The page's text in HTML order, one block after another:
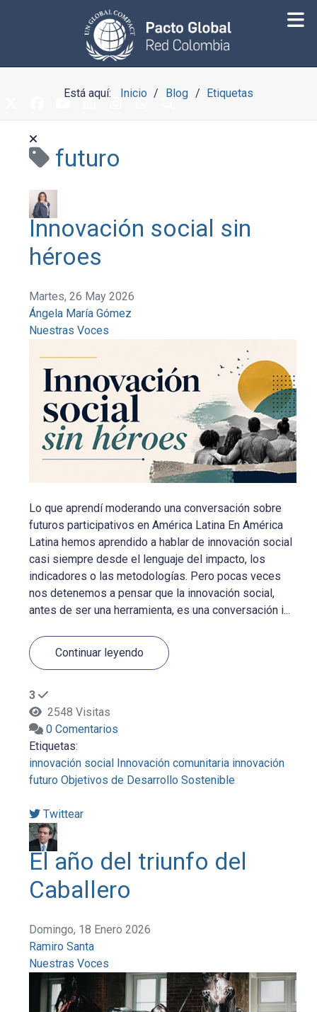
Está aquí: Inicio Blog Etiquetas
futuro
Innovación social sin
héroes
Martes, 26 May 2026
Ángela María Gómez
Nuestras Voces
Lo que aprendí moderando una conversación sobre
futuros participativos en América Latina En América
Latina hemos aprendido a hablar de innovación social
casi siempre desde el lenguaje del impacto, los
indicadores o las metodologías. Pero pocas veces
nos detenemos a pensar que la innovación social,
antes de ser una herramienta, es una conversación i...
Continuar leyendo
3
2548 Visitas
0 Comentarios
Etiquetas:
innovación social Innovación comunitaria innovación
futuro Objetivos de Desarrollo Sostenible
Twittear
El año del triunfo del
Caballero
Domingo, 18 Enero 2026
Ramiro Santa
Nuestras Voces